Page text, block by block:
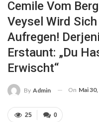
Cemile Vom
Veysel Wird
Aufregen!
Erstaunt: „Du
Erwischt“
By Admin On Mai
0
25